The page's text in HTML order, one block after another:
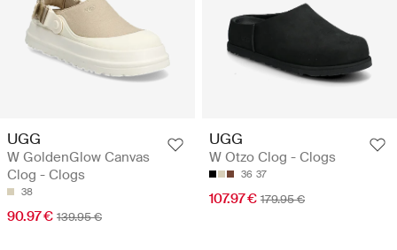
UGG
W GoldenGlow Canvas
Clog - Clogs
38
90.97 € 139.95 €
UGG
W Otzo Clog - Clogs
36 37
107.97 € 179.95 €